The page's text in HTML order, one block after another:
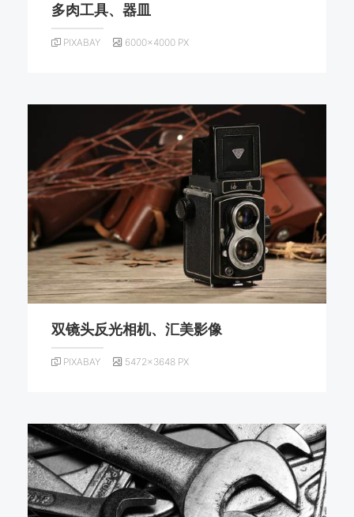
多肉工具、器皿
PIXABAY 6000×4000 PX
双镜头反光相机、汇美影像
PIXABAY 5472×3648 PX